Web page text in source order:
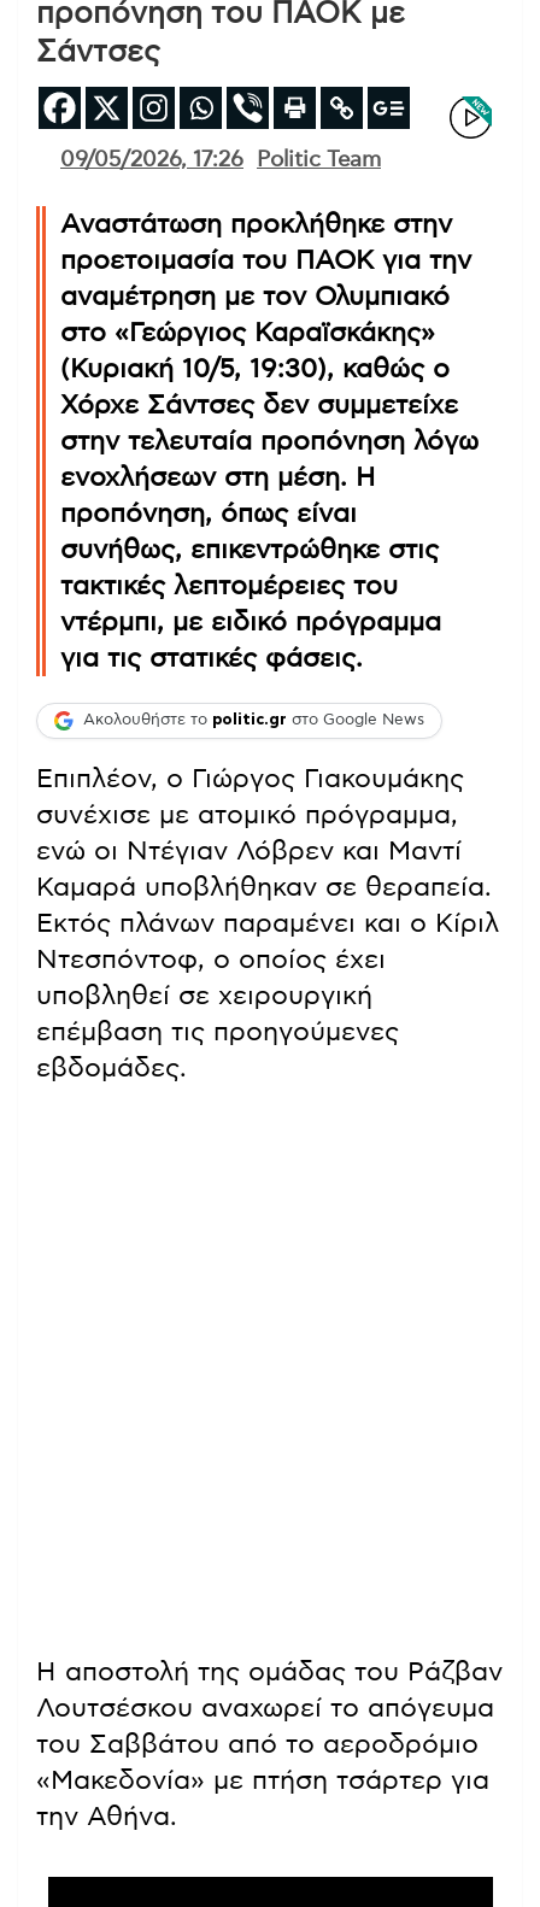
προπόνηση του ΠΑΟΚ με
Σάντσες
09/05/2026, 17:26 Politic Team
Αναστάτωση προκλήθηκε στην
προετοιμασία του ΠΑΟΚ για την
αναμέτρηση με τον Ολυμπιακό
στο «Γεώργιος Καραϊσκάκης»
(Κυριακή 10/5, 19:30), καθώς ο
Χόρχε Σάντσες δεν συμμετείχε
στην τελευταία προπόνηση λόγω
ενοχλήσεων στη μέση. Η
προπόνηση, όπως είναι
συνήθως, επικεντρώθηκε στις
τακτικές λεπτομέρειες του
ντέρμπι, με ειδικό πρόγραμμα
για τις στατικές φάσεις.
Ακολουθήστε το politic.gr στο Google News
Επιπλέον, ο Γιώργος Γιακουμάκης
συνέχισε με ατομικό πρόγραμμα,
ενώ οι Ντέγιαν Λόβρεν και Μαντί
Καμαρά υποβλήθηκαν σε θεραπεία.
Εκτός πλάνων παραμένει και ο Κίριλ
Ντεσπόντοφ, ο οποίος έχει
υποβληθεί σε χειρουργική
επέμβαση τις προηγούμενες
εβδομάδες.
Η αποστολή της ομάδας του Ράζβαν
Λουτσέσκου αναχωρεί το απόγευμα
του Σαββάτου από το αεροδρόμιο
«Μακεδονία» με πτήση τσάρτερ για
την Αθήνα.